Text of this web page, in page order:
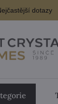
dotazy